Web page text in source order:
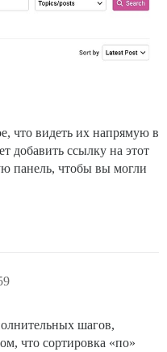
что видеть их напрямую в
добавить ссылку на этот
панель, чтобы вы могли
шагов,
что сортировка «по»